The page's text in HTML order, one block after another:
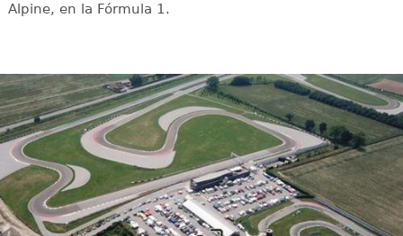
Alpine, en la Fórmula 1.